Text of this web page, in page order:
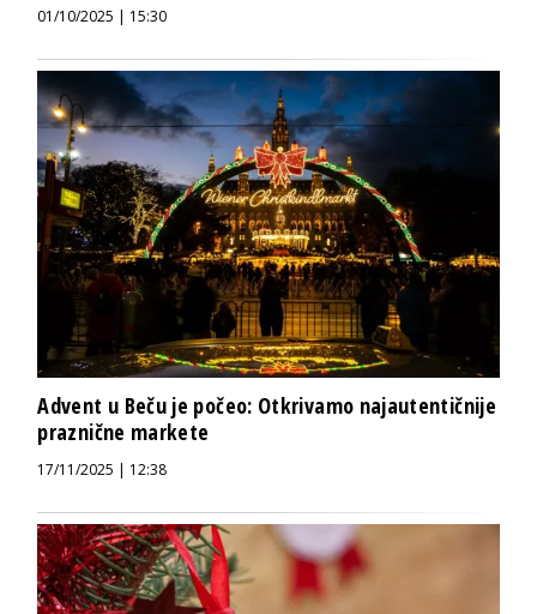
01/10/2025 | 15:30
Advent u Beču je počeo: Otkrivamo najautentičnije
praznične markete
17/11/2025 | 12:38